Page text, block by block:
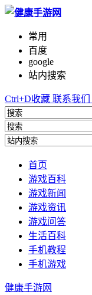
常用
百度
google
站内搜索
Ctrl+D收藏 联系我们
首页
游戏百科
游戏新闻
游戏资讯
游戏问答
生活百科
手机教程
手机游戏
健康手游网